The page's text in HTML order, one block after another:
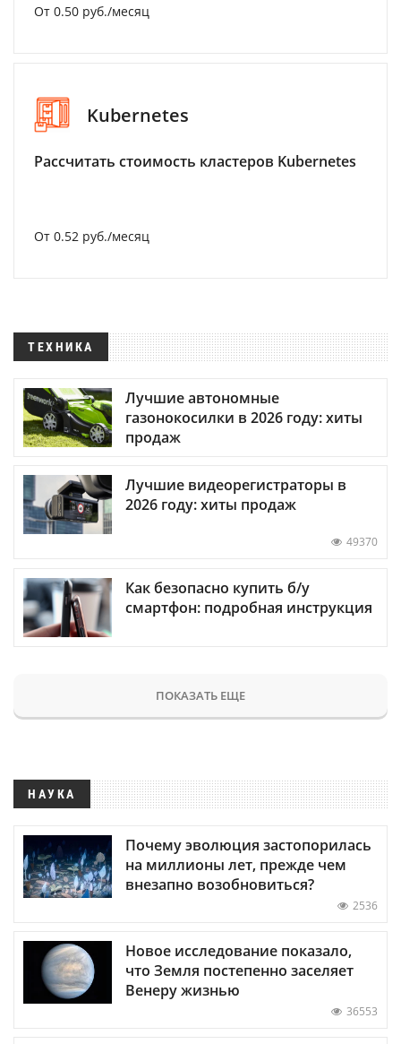
От 0.50 руб./месяц
Kubernetes
Рассчитать стоимость кластеров Kubernetes
От 0.52 руб./месяц
ТЕХНИКА
Лучшие автономные
газонокосилки в 2026 году: хиты
продаж
Лучшие видеорегистраторы в
2026 году: хиты продаж
49370
Как безопасно купить б/у
смартфон: подробная инструкция
ПОКАЗАТЬ ЕЩЕ
НАУКА
Почему эволюция застопорилась
на миллионы лет, прежде чем
внезапно возобновиться?
2536
Новое исследование показало,
что Земля постепенно заселяет
Венеру жизнью
36553